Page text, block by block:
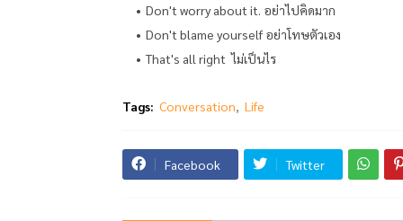
Don't worry about it. อย่าไปคิดมาก
Don't blame yourself อย่าโทษตัวเอง
That's all right ไม่เป็นไร
Tags: Conversation Life
Facebook Twitter